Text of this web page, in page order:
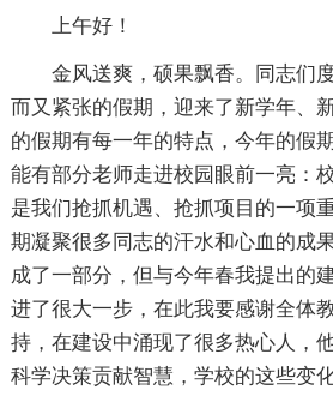
上午好！
金风送爽，硕果飘香。同志们度
而又紧张的假期，迎来了新学年、
的假期有每一年的特点，今年的假
能有部分老师走进校园眼前一亮：
是我们抢抓机遇、抢抓项目的一项
期凝聚很多同志的汗水和心血的成
成了一部分，但与今年春我提出的
进了很大一步，在此我要感谢全体
持，在建设中涌现了很多热心人，
科学决策贡献智慧，学校的这些变